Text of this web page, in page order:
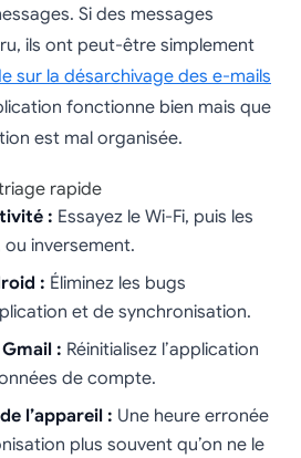
Si des messages
ils ont peut-être simplement
sur la désarchivage des e-mails
fonctionne bien mais que
est mal organisée.
rapide
: Essayez le Wi-Fi, puis les
inversement.
: Éliminez les bugs
et de synchronisation.
: Réinitialisez l’application
de compte.
l’appareil : Une heure erronée
plus souvent qu’on ne le